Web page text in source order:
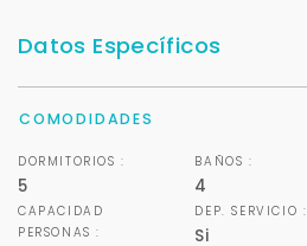
Datos Específicos
COMODIDADES
DORMITORIOS :
5
BAÑOS :
4
CAPACIDAD
PERSONAS :
DEP. SERVICIO :
Si